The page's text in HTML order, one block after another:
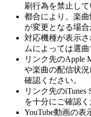
刷行為を禁止して
都合により、楽
が変更となる場合
対応機種が表示
ムによっては選
リンク先のApple
や楽曲の配信状
確認ください。
リンク先の
を十分にご確認く
YouTube動画の表